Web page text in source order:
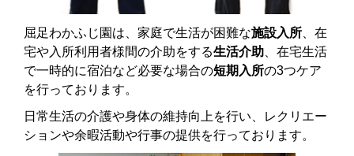
屈足わかふじ園は、家庭で生活が困難な施設入所 、在
宅や入所利用者様間の介助をする生活介助 、在宅生活
で一時的に宿泊など必要な場合の短期入所の3つケア
を行っております。
日常生活の介護や身体の維持向上を行い、レクリエー
ションや余暇活動や行事の提供を行っております。